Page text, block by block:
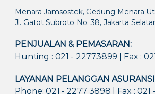
Menara Jamsostek, Gedung Menara
Jl. Gatot Subroto No. 38, Jakarta
PENJUALAN & PEMASARAN:
Hunting : 021 - 22773899 | Fax :
LAYANAN PELANGGAN
Phone: 021 - 2277 3898 | Fax : 021